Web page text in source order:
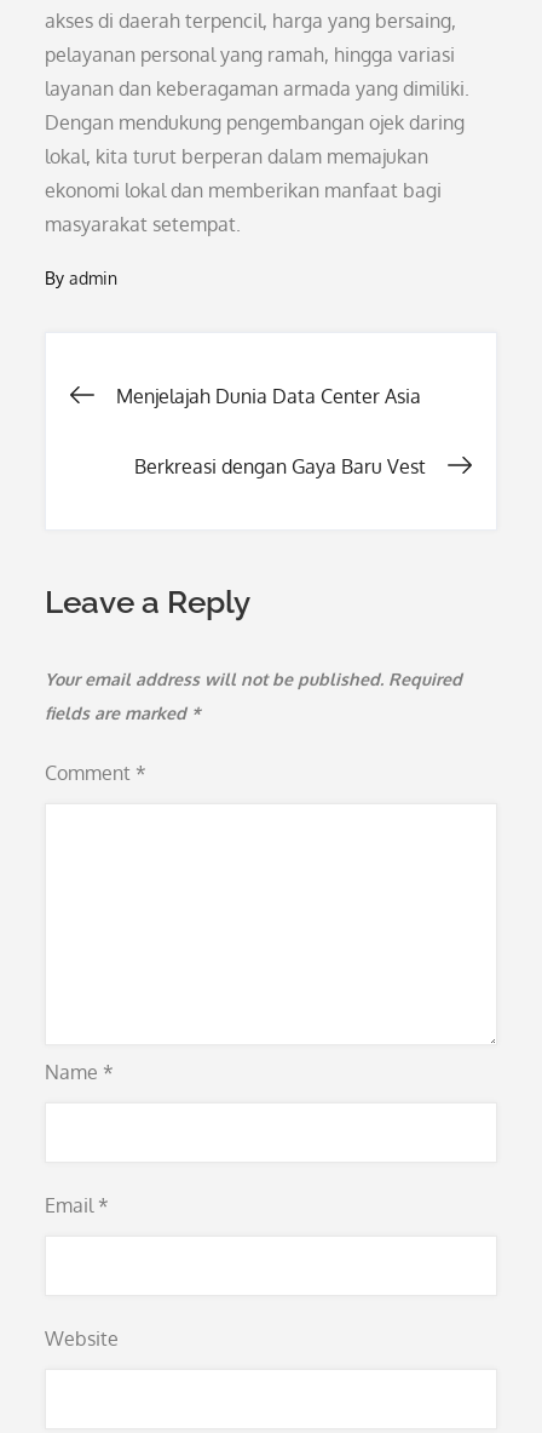
akses di daerah terpencil, harga yang bersaing,
pelayanan personal yang ramah, hingga variasi
layanan dan keberagaman armada yang dimiliki.
Dengan mendukung pengembangan ojek daring
lokal, kita turut berperan dalam memajukan
ekonomi lokal dan memberikan manfaat bagi
masyarakat setempat.
Byadmin
Post
navigation
Menjelajah Dunia Data Center Asia
Berkreasi dengan Gaya Baru Vest
Leave a Reply
Your email address will not be published. Required
fields are marked *
Comment *
Name *
Email *
Website